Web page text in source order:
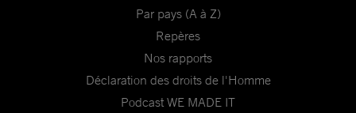
Par pays (A à Z)
Repères
Nos rapports
Déclaration des droits de l'Homme
Podcast WE MADE IT